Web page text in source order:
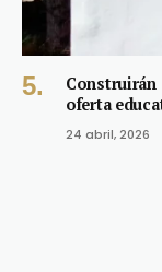
Construirán
oferta
24 abril, 2026